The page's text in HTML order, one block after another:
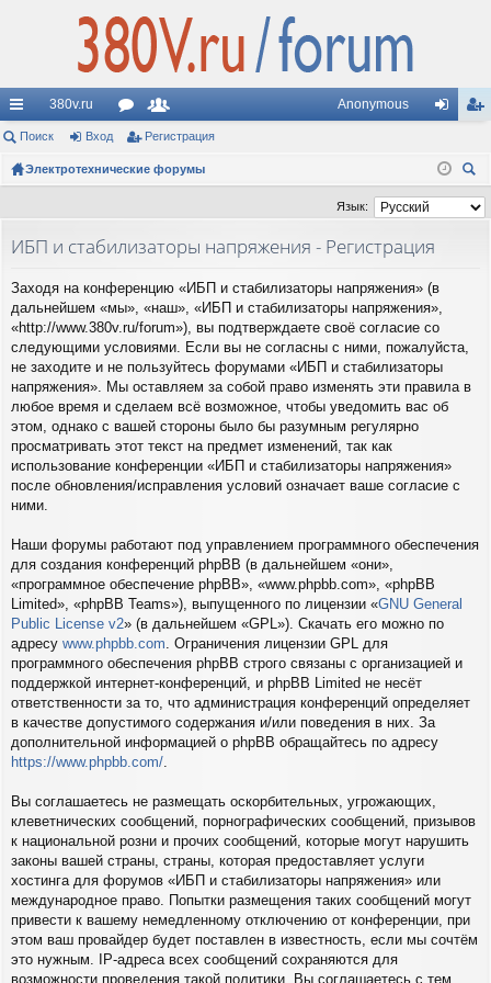
с
ы
380v.ru
ор
ум
ол
ьз
и
Anonymous
д ис
тр
Поиск Вход Регистрация
Электротехнические форумы
ск
Язык:
ИБП и стабилизаторы напряжения - Регистрация
Заходя на конференцию «ИБП и стабилизаторы напряжения» (в
дальнейшем «мы», «наш», «ИБП и стабилизаторы напряжения»,
«http://www.380v.ru/forum»), вы подтверждаете своё согласие со
следующими условиями. Если вы не согласны с ними, пожалуйста,
не заходите и не пользуйтесь форумами «ИБП и стабилизаторы
напряжения». Мы оставляем за собой право изменять эти правила в
любое время и сделаем всё возможное, чтобы уведомить вас об
этом, однако с вашей стороны было бы разумным регулярно
просматривать этот текст на предмет изменений, так как
использование конференции «ИБП и стабилизаторы напряжения»
после обновления/исправления условий означает ваше согласие с
ними.
Наши форумы работают под управлением программного обеспечения
для создания конференций phpBB (в дальнейшем «они»,
«программное обеспечение phpBB», «www.phpbb.com», «phpBB
Limited», «phpBB Teams»), выпущенного по лицензии «GNU General
Public License v2» (в дальнейшем «GPL»). Скачать его можно по
адресу www.phpbb.com . Ограничения лицензии GPL для
программного обеспечения phpBB строго связаны с организацией и
поддержкой интернет-конференций, и phpBB Limited не несёт
ответственности за то, что администрация конференций определяет
в качестве допустимого содержания и/или поведения в них. За
дополнительной информацией о phpBB обращайтесь по адресу
https://www.phpbb.com/
Вы соглашаетесь не размещать оскорбительных, угрожающих,
клеветнических сообщений, порнографических сообщений, призывов
к национальной розни и прочих сообщений, которые могут нарушить
законы вашей страны, страны, которая предоставляет услуги
хостинга для форумов «ИБП и стабилизаторы напряжения» или
международное право. Попытки размещения таких сообщений могут
привести к вашему немедленному отключению от конференции, при
этом ваш провайдер будет поставлен в известность, если мы сочтём
это нужным. IP-адреса всех сообщений сохраняются для
возможности проведения такой политики. Вы соглашаетесь с тем,